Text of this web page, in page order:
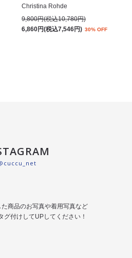
Christina Rohde
9,800円(税込10,780円)
6,860円(税込7,546円) 30% OFF
た商品のお写真や着用写真など
グ付けしてUPしてください！